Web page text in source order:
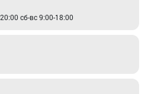
сб-вс 9:00-18:00